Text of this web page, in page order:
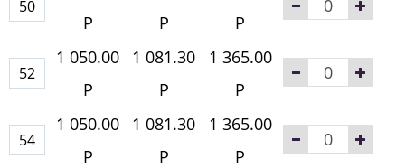
50
Р
Р
Р
52
1 050.00
Р
1 081.30
Р
1 365.00
Р
54
1 050.00
Р
1 081.30
Р
1 365.00
Р